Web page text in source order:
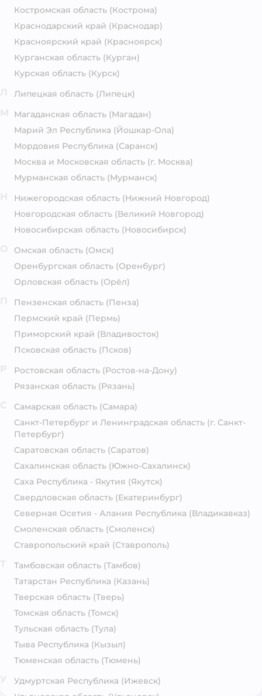
Костромская область (Кострома)
Краснодарский край (Краснодар)
Красноярский край (Красноярск)
Курганская область (Курган)
Курская область (Курск)
Липецкая область (Липецк)
Магаданская область (Магадан)
Марий Эл Республика (Йошкар-Ола)
Мордовия Республика (Саранск)
Москва и Московская область (г. Москва)
Мурманская область (Мурманск)
Нижегородская область (Нижний Новгород)
Новгородская область (Великий Новгород)
Новосибирская область (Новосибирск)
Омская область (Омск)
Оренбургская область (Оренбург)
Орловская область (Орёл)
Пензенская область (Пенза)
Пермский край (Пермь)
Приморский край (Владивосток)
Псковская область (Псков)
Ростовская область (Ростов-на-Дону)
Рязанская область (Рязань)
Самарская область (Самара)
Санкт-Петербург и Ленинградская область (г. Санкт-
Петербург)
Саратовская область (Саратов)
Сахалинская область (Южно-Сахалинск)
Саха Республика - Якутия (Якутск)
Свердловская область (Екатеринбург)
Северная Осетия - Алания Республика (Владикавказ)
Смоленская область (Смоленск)
Ставропольский край (Ставрополь)
Тамбовская область (Тамбов)
Татарстан Республика (Казань)
Тверская область (Тверь)
Томская область (Томск)
Тульская область (Тула)
Тыва Республика (Кызыл)
Тюменская область (Тюмень)
Удмуртская Республика (Ижевск)